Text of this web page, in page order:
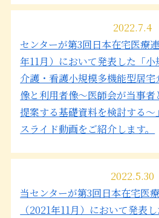
2022.7.4
センターが第3回日本在宅医療
年11月）において発表した「
介護・看護小規模多機能型居
像と利用者像～医師会が当事
提案する基礎資料を検討する
スライド動画をご紹介します。
2022.5.30
当センターが第3回日本在宅医
（2021年11月）において発表